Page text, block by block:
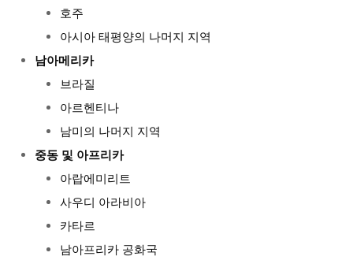
호주
아시아 태평양의 나머지 지역
남아메리카
브라질
아르헨티나
남미의 나머지 지역
중동 및 아프리카
아랍에미리트
사우디 아라비아
카타르
남아프리카 공화국